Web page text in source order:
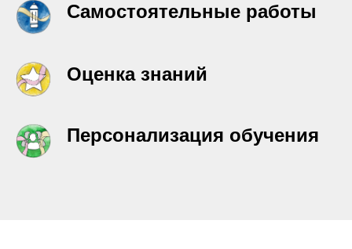
Самостоятельные работы
Оценка знаний
Персонализация обучения